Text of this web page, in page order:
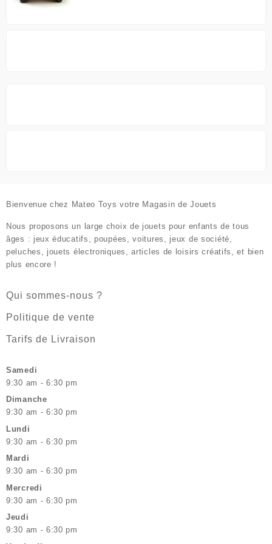
Bienvenue chez Mateo Toys votre Magasin de Jouets
Nous proposons un large choix de jouets pour enfants de tous
âges : jeux éducatifs, poupées, voitures, jeux de société,
peluches, jouets électroniques, articles de loisirs créatifs, et bien
plus encore !
Qui sommes-nous ?
Politique de vente
Tarifs de Livraison
Samedi
9:30 am - 6:30 pm
Dimanche
9:30 am - 6:30 pm
Lundi
9:30 am - 6:30 pm
Mardi
9:30 am - 6:30 pm
Mercredi
9:30 am - 6:30 pm
Jeudi
9:30 am - 6:30 pm